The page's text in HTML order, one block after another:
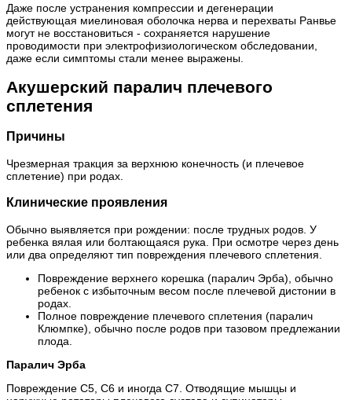
Даже после устранения компрессии и дегенерации
действующая миелиновая оболочка нерва и перехваты Ранвье
могут не восстановиться - сохраняется нарушение
проводимости при электрофизиологическом обследовании,
даже если симптомы стали менее выражены.
Акушерский паралич плечевого
сплетения
Причины
Чрезмерная тракция за верхнюю конечность (и плечевое
сплетение) при родах.
Клинические проявления
Обычно выявляется при рождении: после трудных родов. У
ребенка вялая или болтающаяся рука. При осмотре через день
или два определяют тип повреждения плечевого сплетения.
Повреждение верхнего корешка (паралич Эрба), обычно
ребенок с избыточным весом после плечевой дистонии в
родах.
Полное повреждение плечевого сплетения (паралич
Клюмпке), обычно после родов при тазовом предлежании
плода.
Паралич Эрба
Повреждение С5, С6 и иногда С7. Отводящие мышцы и